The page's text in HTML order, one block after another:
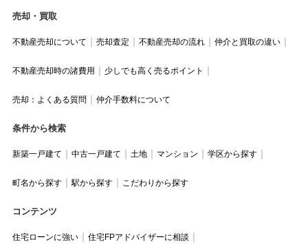
売却・買取
不動産売却について 売却査定 不動産売却の流れ 仲介と買取の違い
不動産売却時の諸費用 少しでも高く売るポイント
売却：よくある質問 仲介手数料について
条件から検索
新築一戸建て 中古一戸建て 土地 マンション 学区から探す
町名から探す 駅から探す こだわりから探す
コンテンツ
住宅ローンに強い 住宅FPアドバイザーに相談